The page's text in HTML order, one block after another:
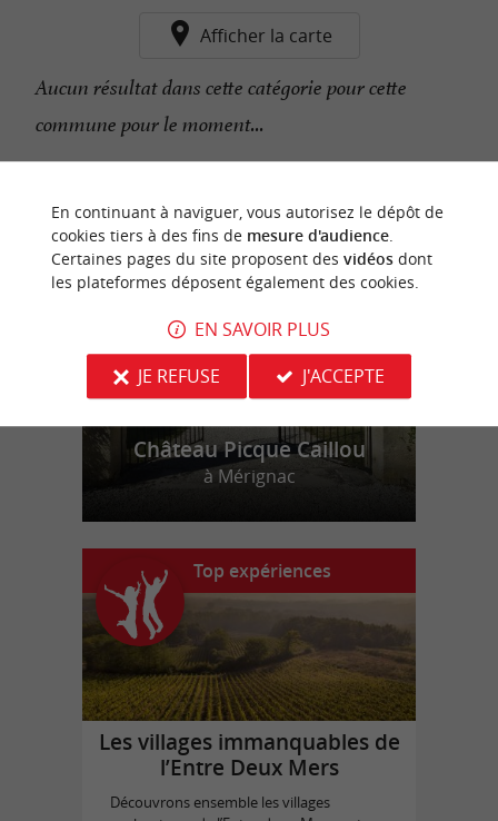
Afficher la carte
Aucun résultat dans cette catégorie pour cette
commune pour le moment...
n
o
t
r
e
c
o
u
p
d
e
c
o
e
u
r
Château Picque Caillou
à Mérignac
Top expériences
Les villages immanquables de
l’Entre Deux Mers
Découvrons ensemble les villages
En continuant à naviguer, vous autorisez le dépôt de
cookies tiers à des fins de mesure d'audience.
Certaines pages du site proposent des vidéosdont
les plateformes déposent également des cookies.
EN SAVOIR PLUS
JE REFUSE
J'ACCEPTE